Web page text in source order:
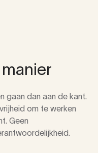
gaan dan aan de kant.
om te werken
Geen